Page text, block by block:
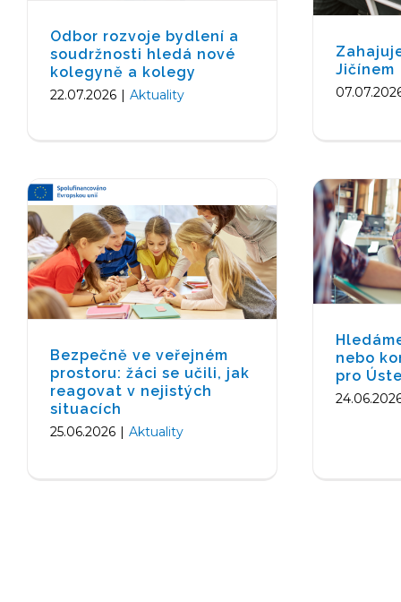
Odbor rozvoje bydlení a
soudržnosti hledá nové
kolegyně a kolegy
22.07.2026 | Aktuality
Jičínem
Bezpečně ve veřejném
prostoru: žáci se učili, jak
Bezpečně ve veřejném
prostoru: žáci se učili, jak
reagovat v nejistých
situacích
25.06.2026 Aktuality
nebo
pro